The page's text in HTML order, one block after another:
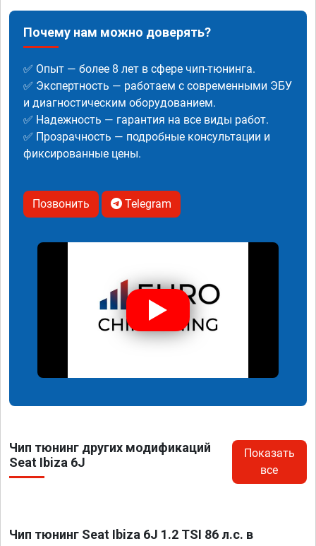
Почему нам можно доверять?
✅ Опыт — более 8 лет в сфере чип-тюнинга.
✅ Экспертность — работаем с современными ЭБУ
и диагностическим оборудованием.
✅ Надежность — гарантия на все виды работ.
✅ Прозрачность — подробные консультации и
фиксированные цены.
Позвонить Telegram
Чип тюнинг других модификаций
Seat Ibiza 6J
Показать
все
Чип тюнинг Seat Ibiza 6J 1.2 TSI 86 л.с. в